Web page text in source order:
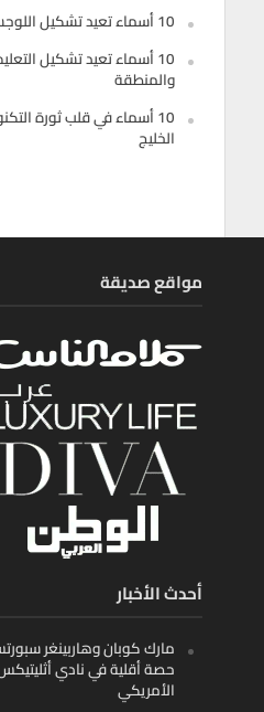
10 أسماء تعيد تشكيل اللوجستيات الذكية في الخليج
10 أسماء تعيد تشكيل
والمنطقة
10 أسماء في قلب ثورة
الخليج
مواقع صديقة
أحدث الأخبار
مارك كوبان وهاربينغر
حصة أقلية في نادي
الأمريكي